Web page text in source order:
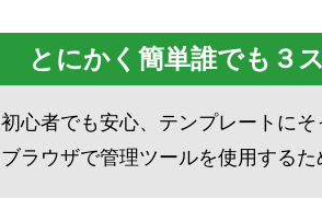
とにかく簡単誰でも３
初心者でも安心、テンプレートに
ブラウザで管理ツールを使用する